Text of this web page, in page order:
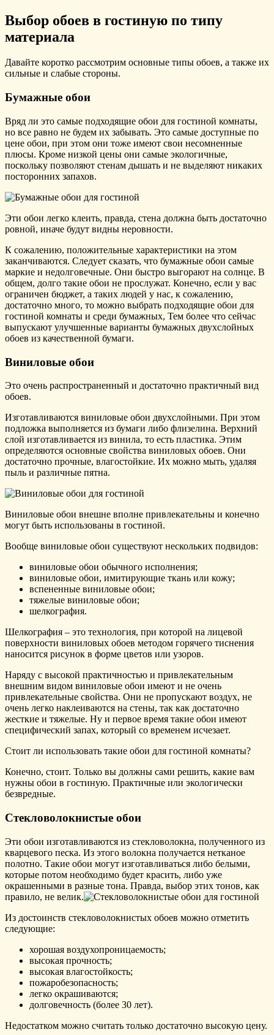
Выбор обоев в гостиную по типу
материала
Давайте коротко рассмотрим основные типы обоев, а также их
сильные и слабые стороны.
Бумажные обои
Вряд ли это самые подходящие обои для гостиной комнаты,
но все равно не будем их забывать. Это самые доступные по
цене обои, при этом они тоже имеют свои несомненные
плюсы. Кроме низкой цены они самые экологичные,
поскольку позволяют стенам дышать и не выделяют никаких
посторонних запахов.
Эти обои легко клеить, правда, стена должна быть достаточно
ровной, иначе будут видны неровности.
К сожалению, положительные характеристики на этом
заканчиваются. Следует сказать, что бумажные обои самые
маркие и недолговечные. Они быстро выгорают на солнце. В
общем, долго такие обои не прослужат. Конечно, если у вас
ограничен бюджет, а таких людей у нас, к сожалению,
достаточно много, то можно выбрать подходящие обои для
гостиной комнаты и среди бумажных, Тем более что сейчас
выпускают улучшенные варианты бумажных двухслойных
обоев из качественной бумаги.
Виниловые обои
Это очень распространенный и достаточно практичный вид
обоев.
Изготавливаются виниловые обои двухслойными. При этом
подложка выполняется из бумаги либо флизелина. Верхний
слой изготавливается из винила, то есть пластика. Этим
определяются основные свойства виниловых обоев. Они
достаточно прочные, влагостойкие. Их можно мыть, удаляя
пыль и различные пятна.
Виниловые обои внешне вполне привлекательны и конечно
могут быть использованы в гостиной.
Вообще виниловые обои существуют нескольких подвидов:
виниловые обои обычного исполнения;
виниловые обои, имитирующие ткань или кожу;
вспененные виниловые обои;
тяжелые виниловые обои;
шелкография.
Шелкография – это технология, при которой на лицевой
поверхности виниловых обоев методом горячего тиснения
наносится рисунок в форме цветов или узоров.
Наряду с высокой практичностью и привлекательным
внешним видом виниловые обои имеют и не очень
привлекательные свойства. Они не пропускают воздух, не
очень легко наклеиваются на стены, так как достаточно
жесткие и тяжелые. Ну и первое время такие обои имеют
специфический запах, который со временем исчезает.
Стоит ли использовать такие обои для гостиной комнаты?
Конечно, стоит. Только вы должны сами решить, какие вам
нужны обои в гостиную. Практичные или экологически
безвредные.
Стекловолокнистые обои
Эти обои изготавливаются из стекловолокна, полученного из
кварцевого песка. Из этого волокна получается нетканое
полотно. Такие обои могут изготавливаться либо белыми,
которые потом необходимо будет красить, либо уже
окрашенными в разные тона. Правда, выбор этих тонов, как
правило, не велик.
Из достоинств стекловолокнистых обоев можно отметить
следующие:
хорошая воздухопроницаемость;
высокая прочность;
высокая влагостойкость;
пожаробезопасность;
легко окрашиваются;
долговечность (более 30 лет).
Недостатком можно считать только достаточно высокую цену.